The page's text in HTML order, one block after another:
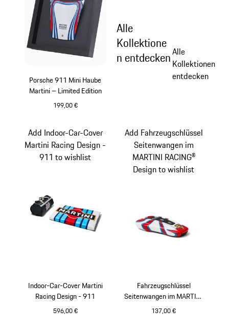
Porsche 911 Mini Haube
Martini – Limited Edition
199,00 €
Alle
Kollektione
n entdeckenAlle
Kollektionen
entdecken
Indoor-Car-Cover Martini
Racing Design - 911
596,00 €
Add Indoor-Car-Cover
Martini Racing Design -
911 to wishlist
Fahrzeugschlüssel
Seitenwangen im MARTINI
RACING® Design
137,00 €
Add Fahrzeugschlüssel
Seitenwangen im
MARTINI RACING®
Design to wishlist